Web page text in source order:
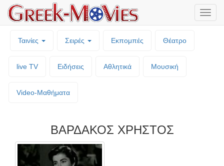
Ταινίες Σειρές Εκπομπές Θέατρο
live TV Ειδήσεις Αθλητικά Μουσική
Video-Mαθήματα
ΒΑΡΔΑΚΟΣ ΧΡΗΣΤΟΣ